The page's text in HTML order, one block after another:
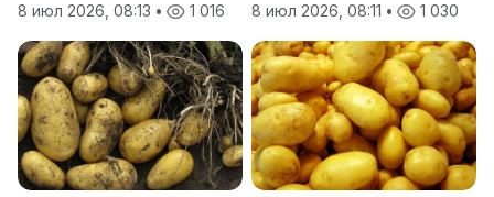
8 июл 2026, 08:13 • 1 016
8 июл 2026, 08:11 • 1 030